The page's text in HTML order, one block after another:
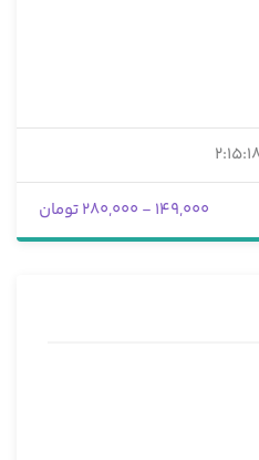
149,000 - 280,000 تومان